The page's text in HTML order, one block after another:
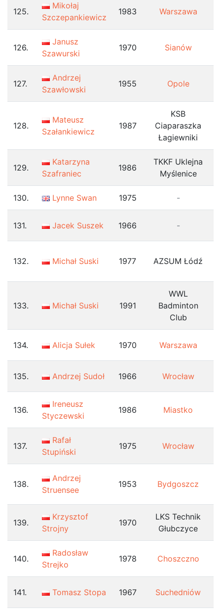
125.
Mikołaj
Szczepankiewicz
1983 Warszawa
126.
Janusz
Szawurski
1970 Sianów
127.
Andrzej
Szawłowski
1955 Opole
128.
Mateusz
Szałankiewicz
1987
KSB
Ciaparaszka
Łagiewniki
129.
Katarzyna
Szafraniec
1986
TKKF Uklejna
Myślenice
130. Lynne Swan 1975 -
131. Jacek Suszek 1966 -
132. Michał Suski 1977 AZSUM Łódź
133. Michał Suski 1991
WWL
Badminton
Club
134. Alicja Sułek 1970 Warszawa
135. Andrzej Sudoł 1966 Wrocław
136.
Ireneusz
Styczewski
1986 Miastko
137.
Rafał
Stupiński
1975 Wrocław
138.
Andrzej
Struensee
1953 Bydgoszcz
139.
Krzysztof
Strojny
1970
LKS Technik
Głubczyce
140.
Radosław
Strejko
1978 Choszczno
141. Tomasz Stopa 1967 Suchedniów